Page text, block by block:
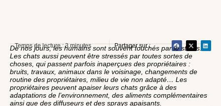
Temps de lecture : 3 minutes Partager sur :
De nos jours, les humains sont souvent touchés par le stress.
Les chats aussi peuvent être stressés par toutes sortes de
choses, qui passent parfois inaperçues des propriétaires :
bruits, travaux, animaux dans le voisinage, changements de
routine des propriétaires, milieu de vie non adapté… Les
propriétaires peuvent apaiser leurs chats grâce à des
adaptations de l’environnement, des aliments complémentaires
ainsi que des diffuseurs et des sprays apaisants.